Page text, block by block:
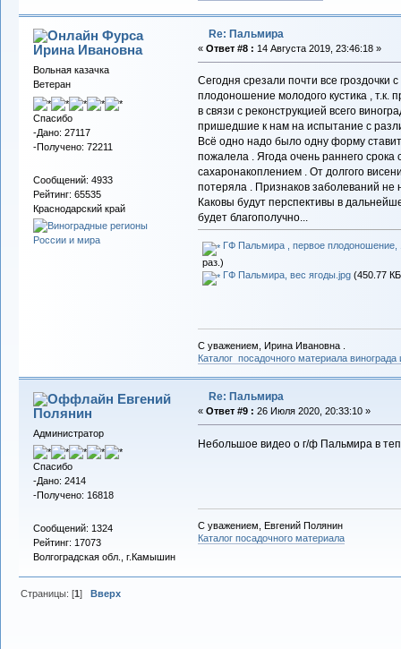
Фурса
Ирина Ивановна
Вольная казачка
Ветеран
Спасибо
-Дано: 27117
-Получено: 72211
Сообщений: 4933
Рейтинг: 65535
Краснодарский край
Re: Пальмира
« Ответ #8 : 14 Августа 2019, 23:46:18 »
Сегодня срезали почти все гроздочки
плодоношение молодого кустика , т.к.
в связи с реконструкцией всего
пришедшие к нам на испытание с
Всё одно надо было одну форму
пожалела . Ягода очень раннего срока
сахаронакоплением . От долгого
потеряла . Признаков заболеваний
Каковы будут перспективы в
будет благополучно...
ГФ Пальмира , первое плодоношение,
раз.)
ГФ Пальмира, вес ягоды.jpg(450.77
С уважением, Ирина Ивановна .
Каталог посадочного материала
Евгений
Полянин
Администратор
Спасибо
-Дано: 2414
-Получено: 16818
Сообщений: 1324
Рейтинг: 17073
Волгоградская обл., г.Камышин
Re: Пальмира
« Ответ #9 : 26 Июля 2020, 20:33:10 »
Небольшое видео о г/ф Пальмира в
С уважением, Евгений Полянин
Каталог посадочного материала
Страницы: [1] Вверх